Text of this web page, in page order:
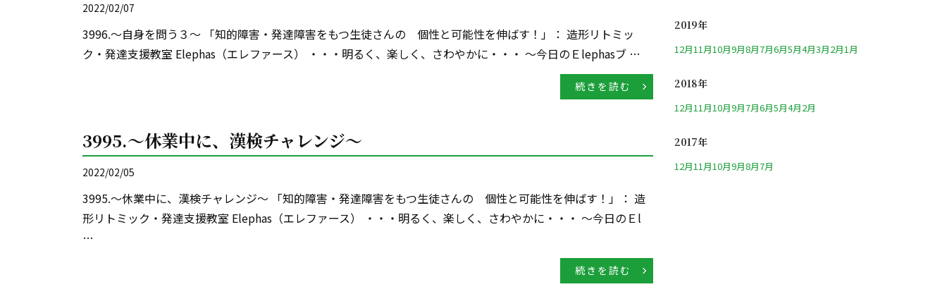
2022/02/07
3996.～自身を問う３～ 「知的障害・発達障害をもつ生徒さんの 個性と可能性を伸ばす！」： 造形リトミッ
ク・発達支援教室 Elephas（エレファース） ・・・明るく、楽しく、さわやかに・・・ ～今日のＥlephasブ …
続きを読む
3995.～休業中に、漢検チャレンジ～
2022/02/05
3995.～休業中に、漢検チャレンジ～ 「知的障害・発達障害をもつ生徒さんの 個性と可能性を伸ばす！」： 造
形リトミック・発達支援教室 Elephas（エレファース） ・・・明るく、楽しく、さわやかに・・・ ～今日のＥl
…
続きを読む
2019年
12月11月10月9月8月7月6月5月4月3月2月1月
2018年
12月11月10月9月7月6月5月4月2月
2017年
12月11月10月9月8月7月